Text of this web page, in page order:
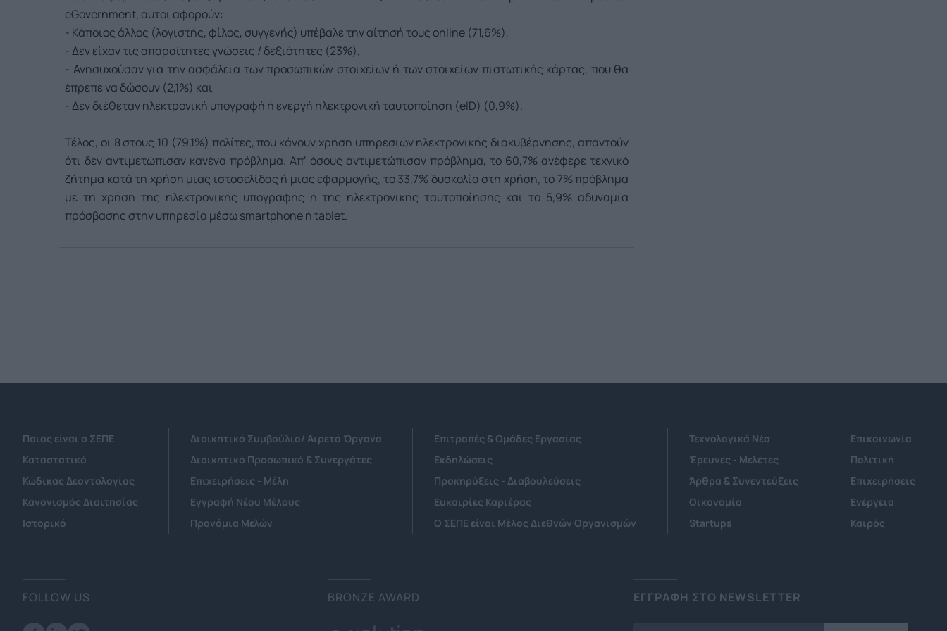
eGovernment, αυτοί αφορούν:
- Κάποιος άλλος (λογιστής, φίλος, συγγενής) υπέβαλε την αίτησή τους online (71,6%),
- Δεν είχαν τις απαραίτητες γνώσεις / δεξιότητες (23%),
- Ανησυχούσαν για την ασφάλεια των προσωπικών στοιχείων ή των στοιχείων πιστωτικής κάρτας, που θα
έπρεπε να δώσουν (2,1%) και
- Δεν διέθεταν ηλεκτρονική υπογραφή ή ενεργή ηλεκτρονική ταυτοποίηση (eID) (0,9%).
Τέλος, οι 8 στους 10 (79,1%) πολίτες, που κάνουν χρήση υπηρεσιών ηλεκτρονικής διακυβέρνησης, απαντούν
ότι δεν αντιμετώπισαν κανένα πρόβλημα. Απ’ όσους αντιμετώπισαν πρόβλημα, το 60,7% ανέφερε τεχνικό
ζήτημα κατά τη χρήση μιας ιστοσελίδας ή μιας εφαρμογής, το 33,7% δυσκολία στη χρήση, το 7% πρόβλημα
με τη χρήση της ηλεκτρονικής υπογραφής ή της ηλεκτρονικής ταυτοποίησης και το 5,9% αδυναμία
πρόσβασης στην υπηρεσία μέσω smartphone ή tablet.
Ποιος είναι ο ΣΕΠΕ
Καταστατικό
Κώδικας Δεοντολογίας
Κανονισμός Διαιτησίας
Ιστορικό
Διοικητικό Συμβούλιο/ Αιρετά Όργανα
Διοικητικό Προσωπικό & Συνεργάτες
Επιχειρήσεις - Μέλη
Εγγραφή Νέου Μέλους
Προνόμια Μελών
Επιτροπές & Ομάδες Εργασίας
Εκδηλώσεις
Προκηρύξεις - Διαβουλεύσεις
Ευκαιρίες Καριέρας
Ο ΣΕΠΕ είναι Μέλος Διεθνών Οργανισμών
Τεχνολογικά Νέα
Έρευνες - Μελέτες
Άρθρα & Συνεντεύξεις
Οικονομία
Startups
Επικοινωνία
Πολιτική
Επιχειρήσεις
Ενέργεια
Καιρός
FOLLOW US BRONZE AWARD ΕΓΓΡΑΦΗ ΣΤΟ NEWSLETTER